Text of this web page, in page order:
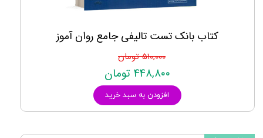
کتاب بانک تست تالیفی جامع روان آموز
۵۱۰,۰۰۰ تومان
۴۴۸,۸۰۰ تومان
افزودن به سبد خرید